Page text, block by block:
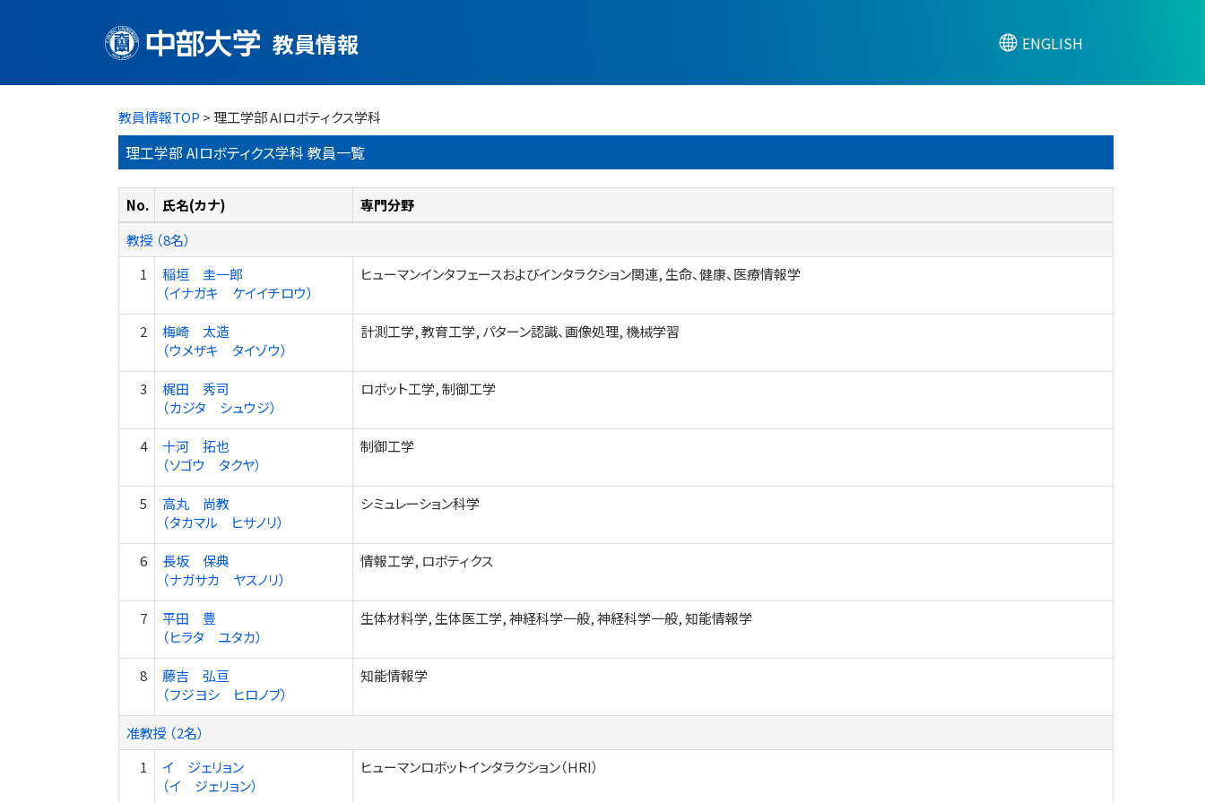
教員情報 ENGLISH
教員情報TOP > 理工学部 AIロボティクス学科
理工学部 AIロボティクス学科 教員一覧
No. 氏名(カナ)
専門分野
教授 （8名）
1
稲垣 圭一郎
（イナガキ ケイイチロウ）
ヒューマンインタフェースおよびインタラクション関連, 生命、健康、医療情報学
2
梅崎 太造
（ウメザキ タイゾウ）
計測工学, 教育工学, パターン認識、画像処理, 機械学習
3
梶田 秀司
（カジタ シュウジ）
ロボット工学, 制御工学
4
十河 拓也
（ソゴウ タクヤ）
制御工学
5
高丸 尚教
（タカマル ヒサノリ）
シミュレーション科学
6
長坂 保典
（ナガサカ ヤスノリ）
情報工学, ロボティクス
7
平田 豊
（ヒラタ ユタカ）
生体材料学, 生体医工学, 神経科学一般, 神経科学一般, 知能情報学
8
藤吉 弘亘
（フジヨシ ヒロノブ）
知能情報学
准教授 （2名）
1
イ ジェリョン
（イ ジェリョン）
ヒューマンロボットインタラクション（HRI）